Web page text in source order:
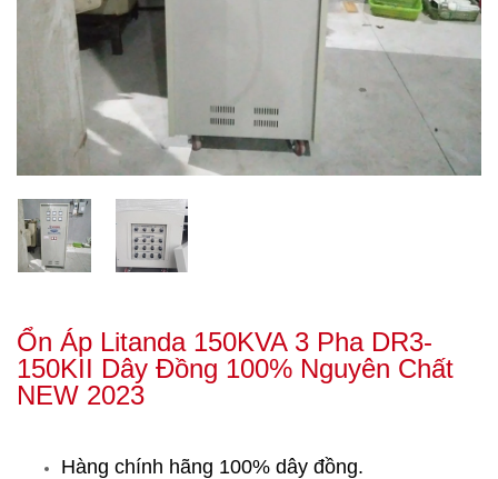
Ổn Áp Litanda 150KVA 3 Pha DR3-
150KII Dây Đồng 100% Nguyên Chất
NEW 2023
Hàng chính hãng 100% dây đồng.